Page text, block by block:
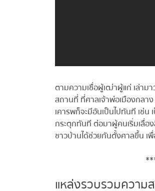
ตามความเชื่อผู้เฒ่าผู้แก่ เล่าม
สถานที่ ที่ศาลเจ้าพ่อเมืองกลา
เคารพก็จะมีอันเป็นไปทันที เ
กระตุกทันที ต่อมาผู้คนเริ่มเลื่อ
ชาวบ้านได้ช่วยกันตั้งศาลขึ้น
แหล่งรวบรวมความ